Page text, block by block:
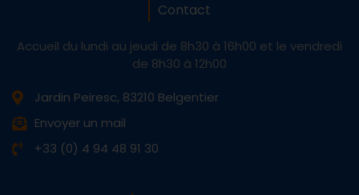
Contact
Accueil du lundi au jeudi de 8h30 à 16h00 et le vendredi
de 8h30 à 12h00
Jardin Peiresc, 83210 Belgentier
Envoyer un mail
+33 (0) 4 94 48 91 30